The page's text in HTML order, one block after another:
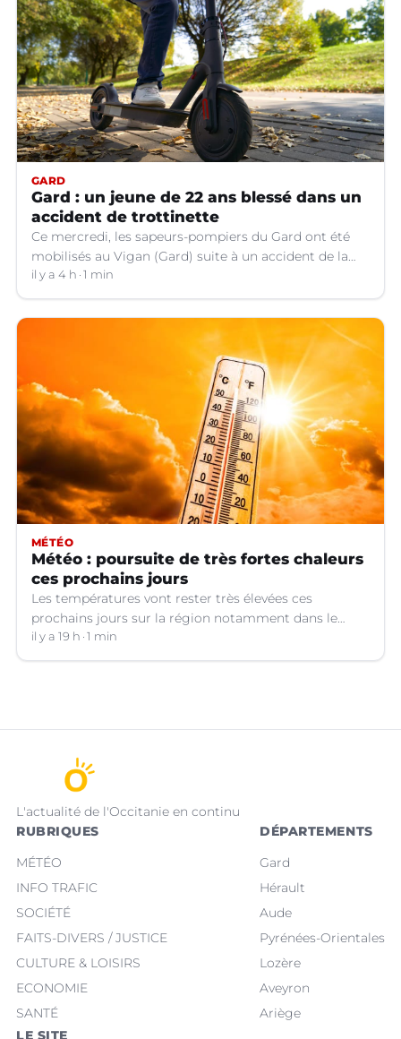
GARD
Gard : un jeune de 22 ans blessé dans un
accident de trottinette
Ce mercredi, les sapeurs-pompiers du Gard ont été
mobilisés au Vigan (Gard) suite à un accident de la
circulation impliquant le conducteur d'une trottinette
qui souffre d'un traumatisme crânien.
il y a 4 h 1 min
MÉTÉO
Météo : poursuite de très fortes chaleurs
ces prochains jours
Les températures vont rester très élevées ces
prochains jours sur la région notamment dans le
Languedoc.
il y a 19 h 1 min
L'actualité de l'Occitanie en continu
RUBRIQUES
MÉTÉO
INFO TRAFIC
SOCIÉTÉ
FAITS-DIVERS / JUSTICE
CULTURE & LOISIRS
ECONOMIE
SANTÉ
DÉPARTEMENTS
Gard
Hérault
Aude
Pyrénées-Orientales
Lozère
Aveyron
Ariège
LE SITE